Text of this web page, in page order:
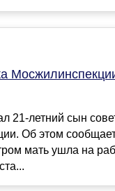
21-летний сын
Об этом
мать ушла на